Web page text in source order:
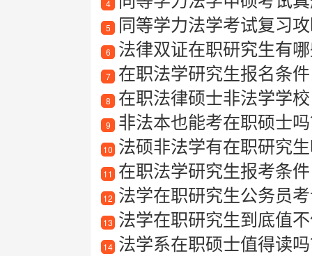
4
5 同等学力法学考试复习
6 法律双证在职研究生有
7 在职法学研究生报名条件
8 在职法律硕士非法学学校
9 非法本也能考在职硕士
10 法硕非法学有在职研究
11 在职法学研究生报考条件
12 法学在职研究生公务员
13 法学在职研究生到底值
14 法学系在职硕士值得读吗？在